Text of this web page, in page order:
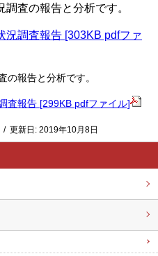
査の報告と分析です。
調査報告 [303KB pdfファ
報告と分析です。
報告 [299KB pdfファイル]
/ 更新日: 2019年10月8日